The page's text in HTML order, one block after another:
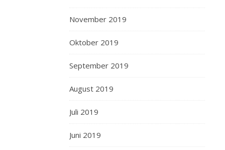
November 2019
Oktober 2019
September 2019
August 2019
Juli 2019
Juni 2019